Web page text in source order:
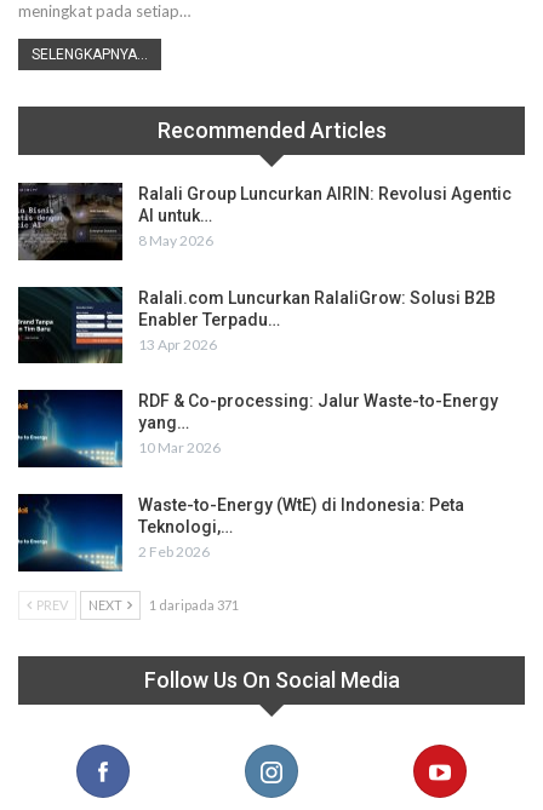
meningkat pada setiap…
SELENGKAPNYA...
Recommended Articles
Ralali Group Luncurkan AIRIN: Revolusi Agentic
AI untuk…
8 May 2026
Ralali.com Luncurkan RalaliGrow: Solusi B2B
Enabler Terpadu…
13 Apr 2026
RDF & Co-processing: Jalur Waste-to-Energy
yang…
10 Mar 2026
Waste-to-Energy (WtE) di Indonesia: Peta
Teknologi,…
2 Feb 2026
PREV NEXT 1 daripada 371
Follow Us On Social Media